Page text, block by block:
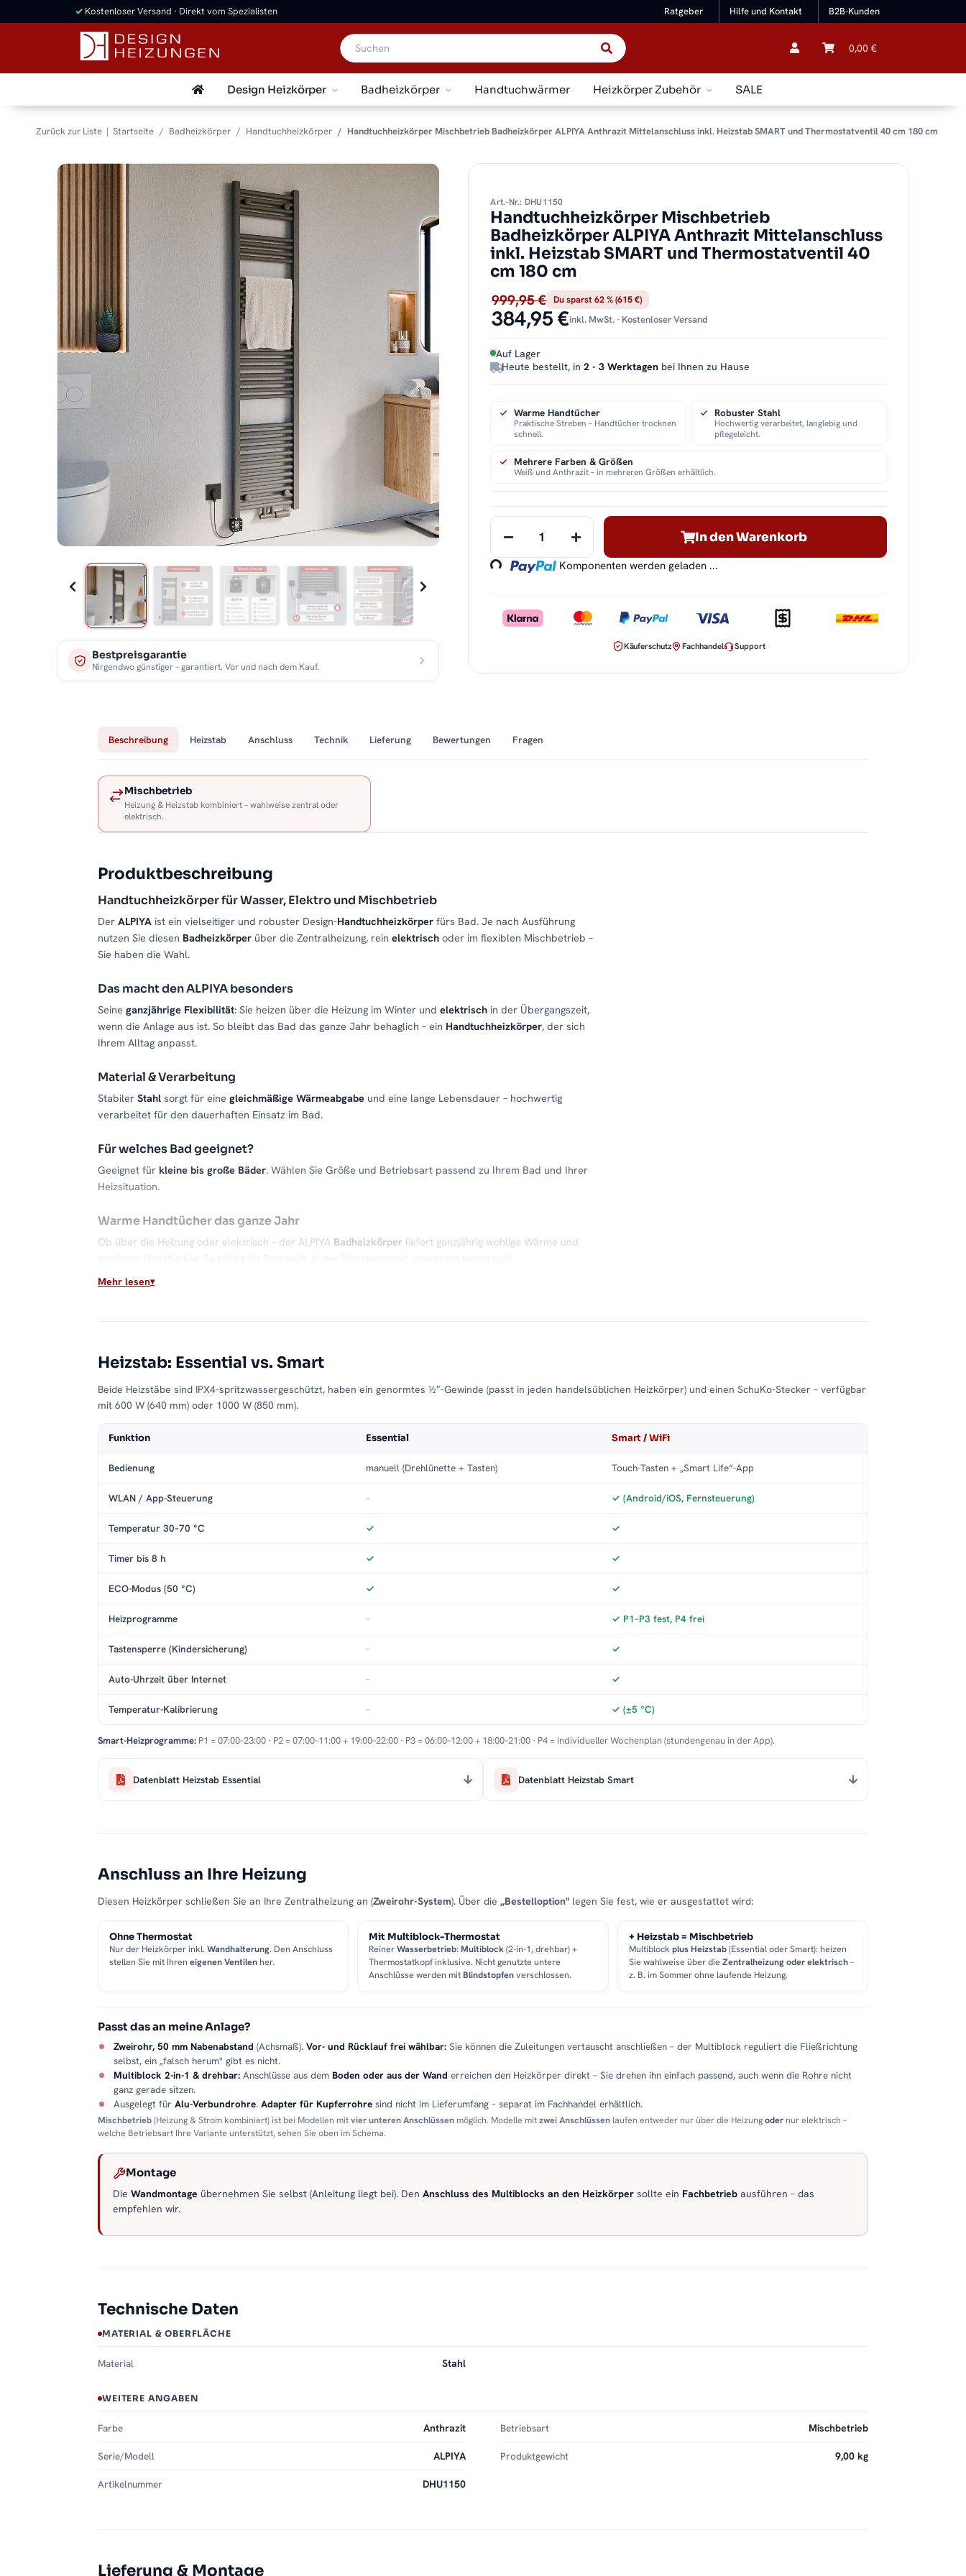
Ratgeber Hilfe und Kontakt B2B-Kunden
✓ Kostenloser Versand · Direkt vom Spezialisten
0,00 €
Design Heizkörper Badheizkörper Handtuchwärmer Heizkörper Zubehör SALE
Zurück zur Liste Startseite Badheizkörper Handtuchheizkörper Handtuchheizkörper Mischbetrieb Badheizkörper ALPIYA Anthrazit Mittelanschluss inkl. Heizstab SMART und Thermostatventil 40 cm 180 cm
Bestpreisgarantie
Nirgendwo günstiger – garantiert. Vor und nach dem Kauf.
Art.-Nr.: DHU1150
Handtuchheizkörper Mischbetrieb
Badheizkörper ALPIYA Anthrazit Mittelanschluss
inkl. Heizstab SMART und Thermostatventil 40
cm 180 cm
999,95 € Du sparst 62 % (615 €)
384,95 €inkl. MwSt. · Kostenloser Versand
Auf Lager
Heute bestellt, in2 - 3 Werktagen bei Ihnen zu Hause
Warme Handtücher
Praktische Streben – Handtücher trocknen
schnell.
Robuster Stahl
Hochwertig verarbeitet, langlebig und
pflegeleicht.
Mehrere Farben & Größen
Weiß und Anthrazit – in mehreren Größen erhältlich.
In den Warenkorb
Loading... Komponenten werden geladen ...
Käuferschutz Fachhandel Support
Beschreibung Heizstab Anschluss Technik Lieferung Bewertungen Fragen
Mischbetrieb
Heizung & Heizstab kombiniert – wahlweise zentral oder
elektrisch.
Produktbeschreibung
Handtuchheizkörper für Wasser, Elektro und Mischbetrieb
Der ALPIYA ist ein vielseitiger und robuster Design-Handtuchheizkörper fürs Bad. Je nach Ausführung
nutzen Sie diesen Badheizkörper über die Zentralheizung, rein elektrisch oder im flexiblen Mischbetrieb –
Sie haben die Wahl.
Das macht den ALPIYA besonders
Seine ganzjährige Flexibilität: Sie heizen über die Heizung im Winter und elektrisch in der Übergangszeit,
wenn die Anlage aus ist. So bleibt das Bad das ganze Jahr behaglich – ein Handtuchheizkörper, der sich
Ihrem Alltag anpasst.
Material & Verarbeitung
Stabiler Stahl sorgt für eine gleichmäßige Wärmeabgabe und eine lange Lebensdauer – hochwertig
verarbeitet für den dauerhaften Einsatz im Bad.
Für welches Bad geeignet?
Geeignet für kleine bis große Bäder. Wählen Sie Größe und Betriebsart passend zu Ihrem Bad und Ihrer
Heizsituation.
Warme Handtücher das ganze Jahr
Ob über die Heizung oder elektrisch – der ALPIYA Badheizkörper liefert ganzjährig wohlige Wärme und
Mehr lesen
Heizstab: Essential vs. Smart
Beide Heizstäbe sind IPX4-spritzwassergeschützt, haben ein genormtes ½″-Gewinde (passt in jeden handelsüblichen Heizkörper) und einen SchuKo-Stecker – verfügbar
mit 600 W (640 mm) oder 1000 W (850 mm).
Funktion Essential Smart / WiFi
Bedienung manuell (Drehlünette + Tasten) Touch-Tasten + „Smart Life“-App
WLAN / App-Steuerung – ✓ (Android/iOS, Fernsteuerung)
Temperatur 30–70 °C ✓ ✓
Timer bis 8 h ✓ ✓
ECO-Modus (50 °C) ✓ ✓
Heizprogramme – ✓ P1–P3 fest, P4 frei
Tastensperre (Kindersicherung) – ✓
Auto-Uhrzeit über Internet – ✓
Temperatur-Kalibrierung – ✓ (±5 °C)
Smart-Heizprogramme: P1 = 07:00–23:00 · P2 = 07:00–11:00 + 19:00–22:00 · P3 = 06:00–12:00 + 18:00–21:00 · P4 = individueller Wochenplan (stundengenau in der App).
Datenblatt Heizstab Essential Datenblatt Heizstab Smart
Anschluss an Ihre Heizung
Diesen Heizkörper schließen Sie an Ihre Zentralheizung an (Zweirohr-System). Über die „Bestelloption" legen Sie fest, wie er ausgestattet wird:
Ohne Thermostat
Nur der Heizkörper inkl. Wandhalterung. Den Anschluss
stellen Sie mit Ihren eigenen Ventilen her.
Mit Multiblock-Thermostat
ReinerWasserbetrieb:Multiblock(2-in-1, drehbar) +
Thermostatkopf inklusive. Nicht genutzte untere
Anschlüsse werden mitBlindstopfenverschlossen.
+ Heizstab = Mischbetrieb
Multiblock plus Heizstab(Essential oder Smart): heizen
Sie wahlweise über die Zentralheizung oder elektrisch–
z. B. im Sommer ohne laufende Heizung.
Passt das an meine Anlage?
Zweirohr, 50 mm Nabenabstand (Achsmaß). Vor- und Rücklauf frei wählbar: Sie können die Zuleitungen vertauscht anschließen – der Multiblock reguliert die Fließrichtung
selbst, ein „falsch herum" gibt es nicht.
Multiblock 2-in-1 & drehbar: Anschlüsse aus dem Boden oder aus der Wand erreichen den Heizkörper direkt – Sie drehen ihn einfach passend, auch wenn die Rohre nicht
ganz gerade sitzen.
Ausgelegt für Alu-Verbundrohre. Adapter für Kupferrohre sind nicht im Lieferumfang – separat im Fachhandel erhältlich.
Mischbetrieb(Heizung & Strom kombiniert) ist bei Modellen mitvier unteren Anschlüssen möglich. Modelle mitzwei Anschlüssen laufen entweder nur über die Heizungoder nur elektrisch –
welche Betriebsart Ihre Variante unterstützt, sehen Sie oben im Schema.
Montage
Die Wandmontage übernehmen Sie selbst (Anleitung liegt bei). Den Anschluss des Multiblocks an den Heizkörper sollte ein Fachbetrieb ausführen – das
empfehlen wir.
Technische Daten
MATERIAL & OBERFLÄCHE
Material Stahl
WEITERE ANGABEN
Farbe Anthrazit Betriebsart Mischbetrieb
Serie/Modell ALPIYA Produktgewicht 9,00 kg
Artikelnummer DHU1150
Lieferung & Montage